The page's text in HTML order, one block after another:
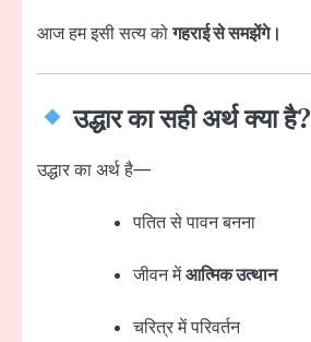
आज हम इसी सत्य कोगहराई से समझेंगे।
उद्धार का सही अर्थ क्या है?
उद्धार का अर्थ है—
पतित से पावन बनना
जीवन मेंआत्मिक उत्थान
चरित्र में परिवर्तन